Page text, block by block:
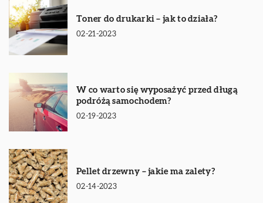
Toner do drukarki – jak to działa?
02-21-2023
W co warto się wyposażyć przed długą
podróżą samochodem?
02-19-2023
Pellet drzewny – jakie ma zalety?
02-14-2023